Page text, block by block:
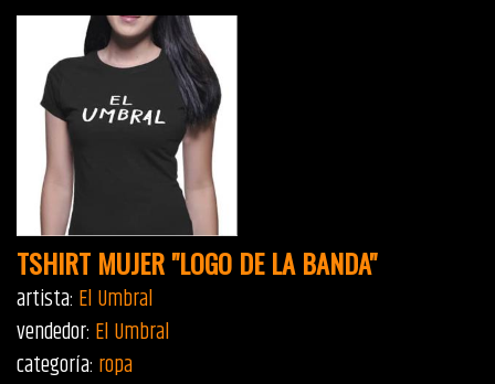
TSHIRT MUJER "LOGO DE LA BANDA"
artista: El Umbral
vendedor: El Umbral
categoría: ropa